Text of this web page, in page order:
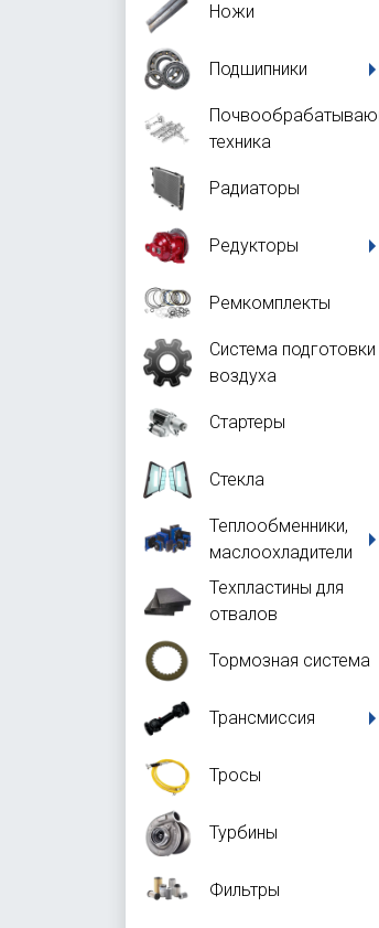
Ножи
Подшипники
техника
Радиаторы
Редукторы
Ремкомплекты
Система подготовки
воздуха
Стартеры
Стекла
Теплообменники,
маслоохладители
Техпластины для
отвалов
Тормозная система
Трансмиссия
Тросы
Турбины
Фильтры